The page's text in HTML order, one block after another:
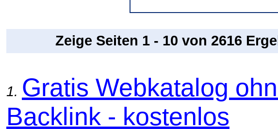
Zeige Seiten 1 - 10 von 2616
1. Gratis Webkatalog
Backlink - kostenlos